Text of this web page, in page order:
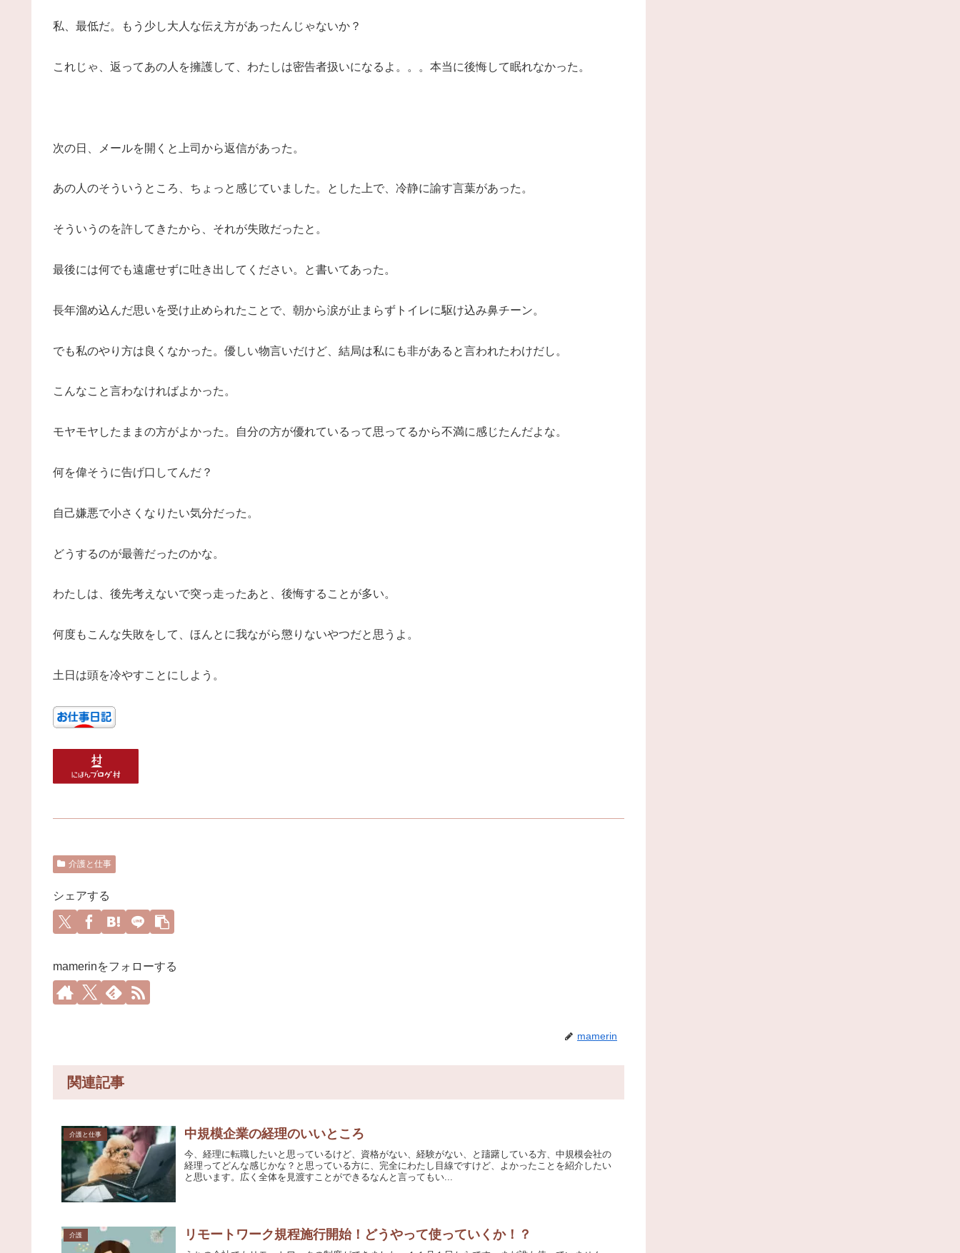
私、最低だ。もう少し大人な伝え方があったんじゃないか？
これじゃ、返ってあの人を擁護して、わたしは密告者扱いになるよ。。。本当に後悔して眠れなかった。
次の日、メールを開くと上司から返信があった。
あの人のそういうところ、ちょっと感じていました。とした上で、冷静に諭す言葉があった。
そういうのを許してきたから、それが失敗だったと。
最後には何でも遠慮せずに吐き出してください。と書いてあった。
長年溜め込んだ思いを受け止められたことで、朝から涙が止まらずトイレに駆け込み鼻チーン。
でも私のやり方は良くなかった。優しい物言いだけど、結局は私にも非があると言われたわけだし。
こんなこと言わなければよかった。
モヤモヤしたままの方がよかった。自分の方が優れているって思ってるから不満に感じたんだよな。
何を偉そうに告げ口してんだ？
自己嫌悪で小さくなりたい気分だった。
どうするのが最善だったのかな。
わたしは、後先考えないで突っ走ったあと、後悔することが多い。
何度もこんな失敗をして、ほんとに我ながら懲りないやつだと思うよ。
土日は頭を冷やすことにしよう。
介護と仕事
シェアする
mamerinをフォローする
mamerin
関連記事
介護と仕事 中規模企業の経理のいいところ
今、経理に転職したいと思っているけど、資格がない、経験がない、と躊躇している方、中規模会社の
経理ってどんな感じかな？と思っている方に、完全にわたし目線ですけど、よかったことを紹介したい
と思います。広く全体を見渡すことができるなんと言ってもい...
介護 リモートワーク規程施行開始！どうやって使っていくか！？